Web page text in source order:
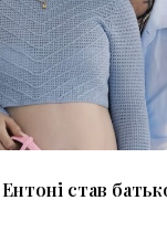
став